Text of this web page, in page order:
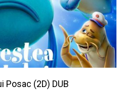
Posac (2D) DUB